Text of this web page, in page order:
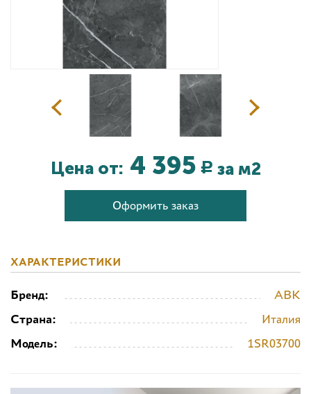
Цена от: 4 395 Р за м2
Оформить заказ
ХАРАКТЕРИСТИКИ
Бренд:
ABK
Страна:
Италия
Модель:
1SR03700